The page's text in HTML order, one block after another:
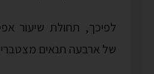
לפיכך, תחולת שיעור
של ארבעה תנאים